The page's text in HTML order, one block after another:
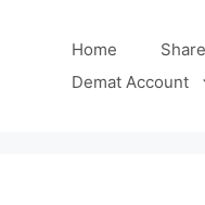
Home
Demat Account